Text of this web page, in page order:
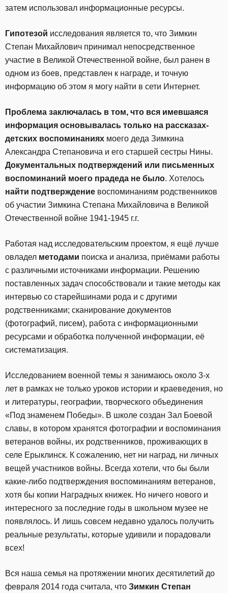
затем использовал информационные ресурсы.
Гипотезой исследования является то, что Зимкин
Степан Михайлович принимал непосредственное
участие в Великой Отечественной войне, был ранен в
одном из боев, представлен к награде, и точную
информацию об этом я могу найти в сети Интернет.
Проблема заключалась в том, что вся имевшаяся
информация основывалась только на рассказах-
детских воспоминаниях моего деда Зимкина
Александра Степановича и его старшей сестры Нины.
Документальных подтверждений или письменных
воспоминаний моего прадеда не было. Хотелось
найти подтверждение воспоминаниям родственников
об участии Зимкина Степана Михайловича в Великой
Отечественной войне 1941-1945 г.г.
Работая над исследовательским проектом, я ещё лучше
овладел методами поиска и анализа, приёмами работы
с различными источниками информации. Решению
поставленных задач способствовали и такие методы как
интервью со старейшинами рода и с другими
родственниками; сканирование документов
(фотографий, писем), работа с информационными
ресурсами и обработка полученной информации, её
систематизация.
Исследованием военной темы я занимаюсь около 3-х
лет в рамках не только уроков истории и краеведения, но
и литературы, географии, творческого объединения
«Под знаменем Победы». В школе создан Зал Боевой
славы, в котором хранятся фотографии и воспоминания
ветеранов войны, их родственников, проживающих в
селе Ерыклинск. К сожалению, нет ни наград, ни личных
вещей участников войны. Всегда хотели, что бы были
какие-либо подтверждения воспоминаниям ветеранов,
хотя бы копии Наградных книжек. Но ничего нового и
интересного за последние годы в школьном музее не
появлялось. И лишь совсем недавно удалось получить
реальные результаты, которые удивили и порадовали
всех!
Вся наша семья на протяжении многих десятилетий до
февраля 2014 года считала, что Зимкин Степан